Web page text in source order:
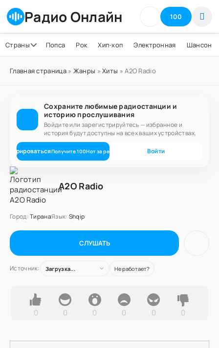
Радио Онлайн 100
Страны Попса Рок Хип-хоп Электронная Шансон
Главная страница» Жанры »Хиты » A2O Radio
Сохраните любимые радиостанции и
историю прослушивания
Войдите или зарегистрируйтесь — избранное и
история будут доступны на всех ваших устройствах.
Получите100Нот за регистрацию Войти
A2O Radio
Город:ТиранаЯзык: Shqip
СЛУШАТЬ
Источник: Загрузка... Не работает?
0 0 0 0 0 0